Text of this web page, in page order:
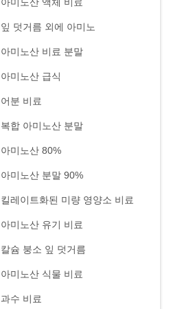
잎 덧거름 외에 아미노
아미노산 비료 분말
아미노산 급식
어분 비료
복합 아미노산 분말
아미노산 80%
아미노산 분말 90%
킬레이트화된 미량 영양소 비료
아미노산 유기 비료
칼슘 붕소 잎 덧거름
아미노산 식물 비료
과수 비료